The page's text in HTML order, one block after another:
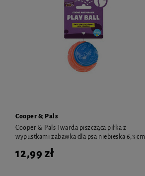
Cooper & Pals
Cooper & Pals Twarda piszcząca piłka z
wypustkami zabawka dla psa niebieska 6,3 cm
12,99 zł